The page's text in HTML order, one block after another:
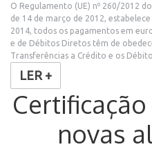
O Regulamento (UE) nº 260/2012
de 14 de março de 2012,
2014, todos os pagamentos em
e de Débitos Diretos têm de
Transferências a Crédito e os
LER +
novas